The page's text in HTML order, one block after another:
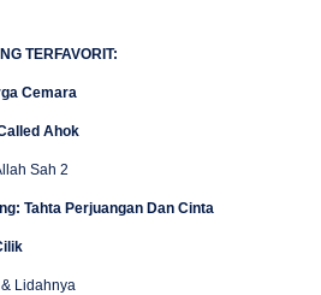
TERFAVORIT:
Cemara
Ahok
Sah 2
Tahta Perjuangan Dan Cinta
& Lidahnya